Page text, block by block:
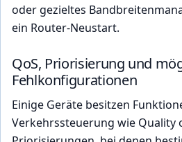
oder gezieltes
ein Router-Neustart.
QoS, Priorisierung und
Fehlkonfigurationen
Einige Geräte besitzen
Verkehrssteuerung wie Quality